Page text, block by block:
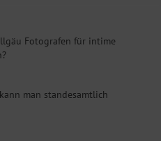
Fotografen für intime
man standesamtlich